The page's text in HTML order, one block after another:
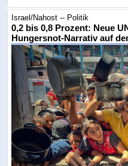
Israel/Nahost -- Politik
0,2 bis 0,8 Prozent: Neue
Hungersnot-Narrativ auf